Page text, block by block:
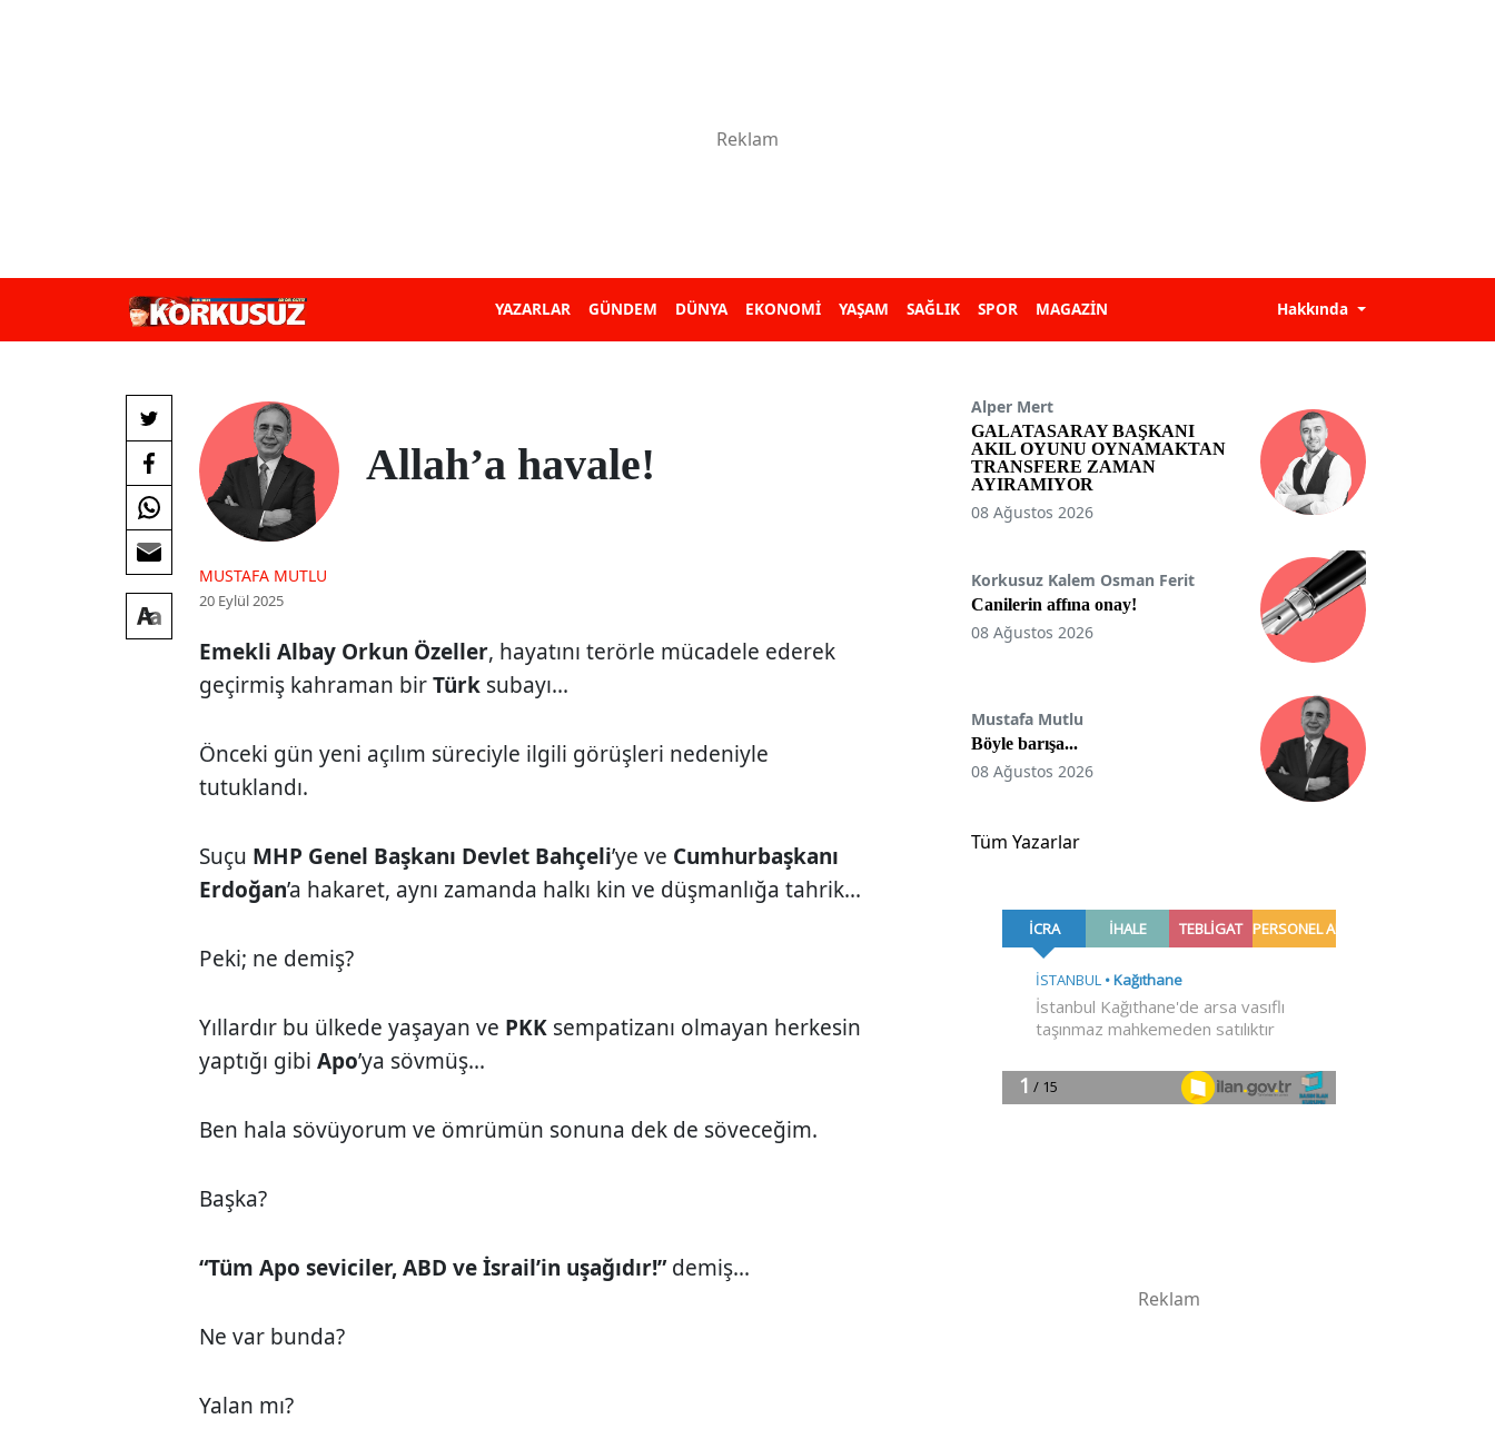
YAZARLAR GÜNDEM DÜNYA EKONOMİ YAŞAM SAĞLIK SPOR MAGAZİN Hakkında
Allah’a havale!
MUSTAFA MUTLU
20 Eylül 2025
Emekli Albay Orkun Özeller, hayatını terörle mücadele ederek
geçirmiş kahraman birTürk subayı...
Önceki gün yeni açılım süreciyle ilgili görüşleri nedeniyle
tutuklandı.
Suçu MHP Genel Başkanı Devlet Bahçeli’ye ve Cumhurbaşkanı
Erdoğan’a hakaret, aynı zamanda halkı kin ve düşmanlığa tahrik...
Peki; ne demiş?
Yıllardır bu ülkede yaşayan ve PKK sempatizanı olmayan herkesin
yaptığı gibiApo’ya sövmüş...
Ben hala sövüyorum ve ömrümün sonuna dek de söveceğim.
Başka?
“Tüm Apo seviciler, ABD ve İsrail’in uşağıdır!”demiş...
Ne var bunda?
Yalan mı?
Alper Mert
GALATASARAY BAŞKANI
AKIL OYUNU OYNAMAKTAN
TRANSFERE ZAMAN
AYIRAMIYOR
08 Ağustos 2026
Korkusuz Kalem Osman Ferit
Canilerin affına onay!
08 Ağustos 2026
Mustafa Mutlu
Böyle barışa...
08 Ağustos 2026
Tüm Yazarlar